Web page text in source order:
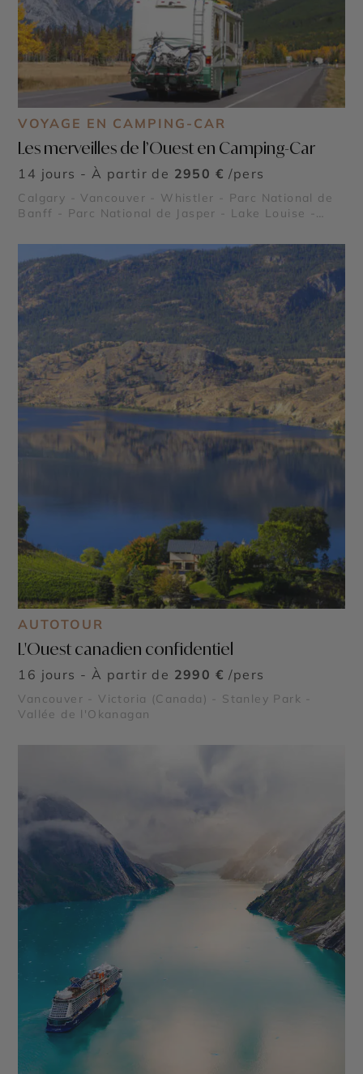
VOYAGE EN CAMPING-CAR
Les merveilles de l’Ouest en Camping-Car
14 jours - À partir de 2950 € /pers
Calgary - Vancouver - Whistler - Parc National de
Banff - Parc National de Jasper - Lake Louise -
Moraine - Glacier Athabasca - Icefield Parkway -
Parc national de Yoho
AUTOTOUR
L'Ouest canadien confidentiel
16 jours - À partir de 2990 € /pers
Vancouver - Victoria (Canada) - Stanley Park -
Vallée de l'Okanagan